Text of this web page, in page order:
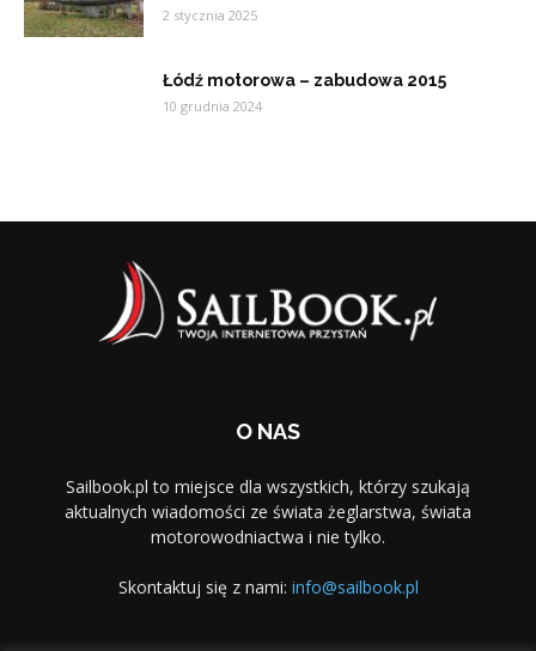
2 stycznia 2025
Łódź motorowa – zabudowa 2015
10 grudnia 2024
O NAS
Sailbook.pl to miejsce dla wszystkich, którzy szukają
aktualnych wiadomości ze świata żeglarstwa, świata
motorowodniactwa i nie tylko.
Skontaktuj się z nami: info@sailbook.pl